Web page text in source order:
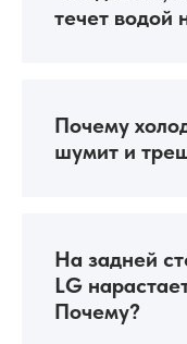
течет водой
Почему
шумит и
На задней
LG
Почему?